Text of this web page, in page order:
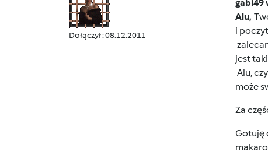
Dołączył : 08.12.2011
gabi49
Alu,
i
jest
Alu,
może
Za
Gotuję